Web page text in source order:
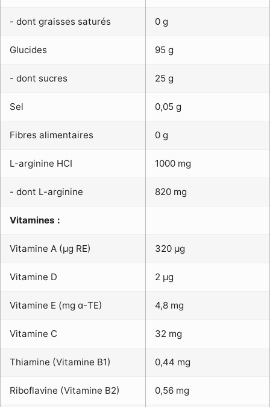
- dont graisses saturés 0 g
Glucides 95 g
- dont sucres 25 g
Sel 0,05 g
Fibres alimentaires 0 g
L-arginine HCI 1000 mg
- dont L-arginine 820 mg
Vitamines :
Vitamine A (µg RE) 320 µg
Vitamine D 2 µg
Vitamine E (mg α-TE) 4,8 mg
Vitamine C 32 mg
Thiamine (Vitamine B1) 0,44 mg
Riboflavine (Vitamine B2) 0,56 mg